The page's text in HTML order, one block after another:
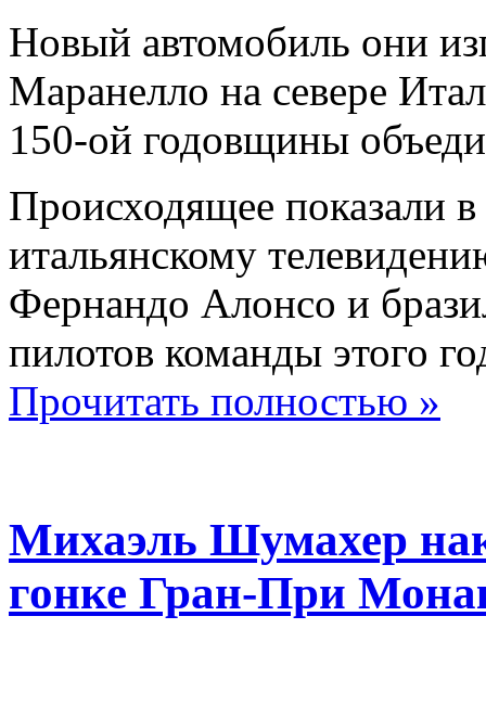
Новый автомобиль они
Маранелло на севере
150-ой годовщины
Происходящее показали
итальянскому
Фернандо Алонсо и
пилотов команды этого
Прочитать полностью »
Михаэль Шумахер
гонке Гран-При